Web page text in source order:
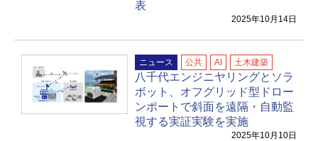
表
2025年10月14日
ニュース 公共 AI 土木建築
八千代エンジニヤリングとソラ
ボット、オフグリッド型ドロー
ンポートで斜面を遠隔・自動監
視する実証実験を実施
2025年10月10日